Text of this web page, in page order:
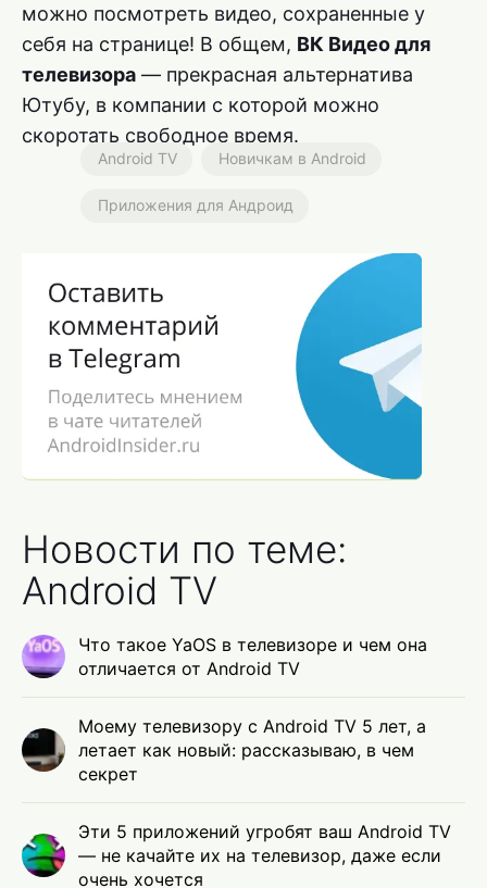
можно посмотреть видео, сохраненные у
себя на странице! В общем, ВК Видео для
телевизора — прекрасная альтернатива
Ютубу, в компании с которой можно
скоротать свободное время.
Android TV Новичкам в Android
Приложения для Андроид
Новости по теме:
Android TV
Что такое YaOS в телевизоре и чем она
отличается от Android TV
Моему телевизору с Android TV 5 лет, а
летает как новый: рассказываю, в чем
секрет
Эти 5 приложений угробят ваш Android TV
— не качайте их на телевизор, даже если
очень хочется